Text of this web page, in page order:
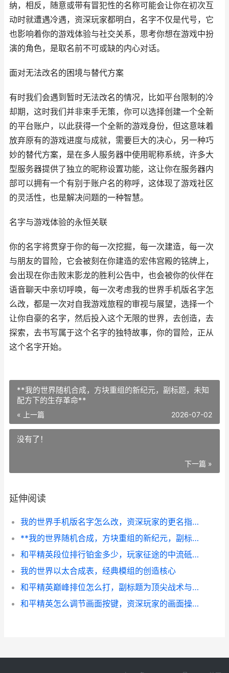
纳，相反，随意或带有冒犯性的名称可能会让你在初次互
动时就遭遇冷遇，资深玩家都明白，名字不仅是代号，它
也影响着你的游戏体验与社交关系，思考你想在游戏中扮
演的角色，是取名前不可或缺的内心对话。
面对无法改名的困境与替代方案
有时我们会遇到暂时无法改名的情况，比如平台限制的冷
却期，这时我们并非束手无策，你可以选择创建一个全新
的平台账户，以此获得一个全新的游戏身份，但这意味着
放弃原有的游戏进度与成就，需要巨大的决心，另一种巧
妙的替代方案，是在多人服务器中使用昵称系统，许多大
型服务器提供了独立的昵称设置功能，这让你在服务器内
部可以拥有一个有别于账户名的称呼，这体现了游戏社区
的灵活性，也是解决问题的一种智慧。
名字与游戏体验的永恒关联
你的名字将贯穿于你的每一次挖掘，每一次建造，每一次
与朋友的冒险，它会被刻在你建造的宏伟宫殿的铭牌上，
会出现在你击败末影龙的胜利公告中，也会被你的伙伴在
语音聊天中亲切呼唤，每一次考虑我的世界手机版名字怎
么改，都是一次对自我游戏旅程的审视与展望，选择一个
让你自豪的名字，然后投入这个无限的世界，去创造，去
探索，去书写属于这个名字的独特故事，你的冒险，正从
这个名字开始。
**我的世界随机合成，方块重组的新纪元，副标题，未知
配方下的生存革命**
« 上一篇 2026-07-02
没有了！
下一篇 »
延伸阅读
我的世界手机版名字怎么改，资深玩家的更名指南与深层思考
**我的世界随机合成，方块重组的新纪元，副标题，未知配方下的生存革命**
和平精英段位排行铂金多少，玩家征途的中流砥柱
我的世界以太合成表，经典模组的创造核心
和平精英巅峰排位怎么打，副标题为顶尖战术与心态进阶指南
和平精英怎么调节画面按键，资深玩家的画面操控优化指南